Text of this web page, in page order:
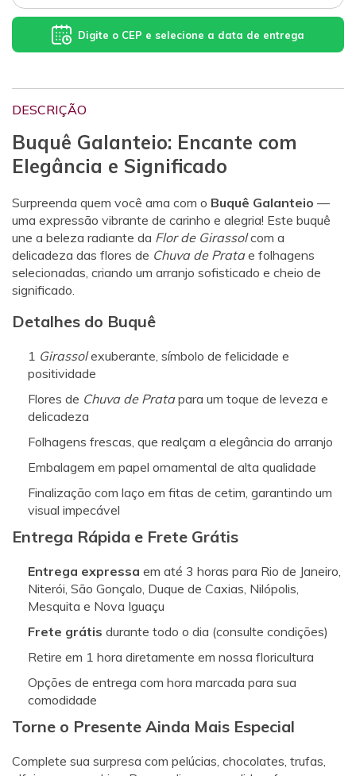
Digite o CEP e selecione a data de entrega
DESCRIÇÃO
Buquê Galanteio: Encante com
Elegância e Significado
Surpreenda quem você ama com o Buquê Galanteio —
uma expressão vibrante de carinho e alegria! Este buquê
une a beleza radiante da Flor de Girassolcom a
delicadeza das flores de Chuva de Pratae folhagens
selecionadas, criando um arranjo sofisticado e cheio de
significado.
Detalhes do Buquê
1 Girassolexuberante, símbolo de felicidade e
positividade
Flores de Chuva de Pratapara um toque de leveza e
delicadeza
Folhagens frescas, que realçam a elegância do arranjo
Embalagem em papel ornamental de alta qualidade
Finalização com laço em fitas de cetim, garantindo um
visual impecável
Entrega Rápida e Frete Grátis
Entrega expressa em até 3 horas para Rio de Janeiro,
Niterói, São Gonçalo, Duque de Caxias, Nilópolis,
Mesquita e Nova Iguaçu
Frete grátis durante todo o dia (consulte condições)
Retire em 1 hora diretamente em nossa floricultura
Opções de entrega com hora marcada para sua
comodidade
Torne o Presente Ainda Mais Especial
Complete sua surpresa com pelúcias, chocolates, trufas,